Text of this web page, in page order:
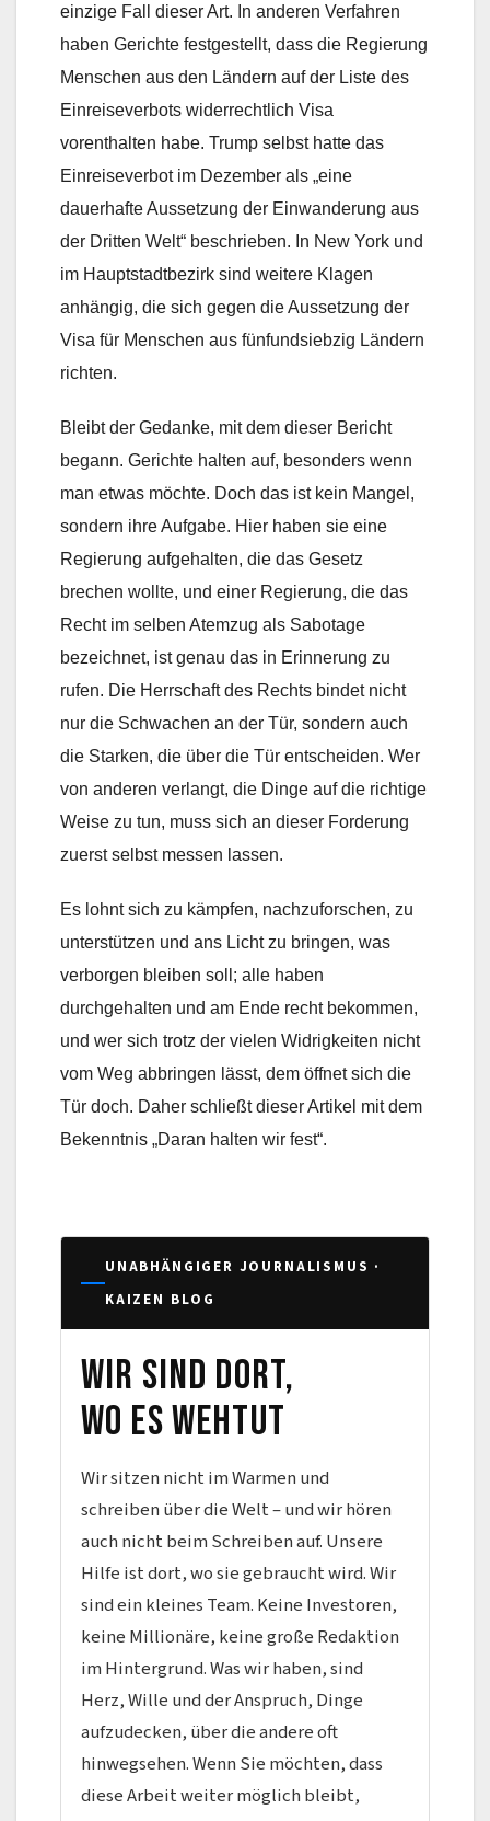
einzige Fall dieser Art. In anderen Verfahren
haben Gerichte festgestellt, dass die Regierung
Menschen aus den Ländern auf der Liste des
Einreiseverbots widerrechtlich Visa
vorenthalten habe. Trump selbst hatte das
Einreiseverbot im Dezember als „eine
dauerhafte Aussetzung der Einwanderung aus
der Dritten Welt“ beschrieben. In New York und
im Hauptstadtbezirk sind weitere Klagen
anhängig, die sich gegen die Aussetzung der
Visa für Menschen aus fünfundsiebzig Ländern
richten.
Bleibt der Gedanke, mit dem dieser Bericht
begann. Gerichte halten auf, besonders wenn
man etwas möchte. Doch das ist kein Mangel,
sondern ihre Aufgabe. Hier haben sie eine
Regierung aufgehalten, die das Gesetz
brechen wollte, und einer Regierung, die das
Recht im selben Atemzug als Sabotage
bezeichnet, ist genau das in Erinnerung zu
rufen. Die Herrschaft des Rechts bindet nicht
nur die Schwachen an der Tür, sondern auch
die Starken, die über die Tür entscheiden. Wer
von anderen verlangt, die Dinge auf die richtige
Weise zu tun, muss sich an dieser Forderung
zuerst selbst messen lassen.
Es lohnt sich zu kämpfen, nachzuforschen, zu
unterstützen und ans Licht zu bringen, was
verborgen bleiben soll; alle haben
durchgehalten und am Ende recht bekommen,
und wer sich trotz der vielen Widrigkeiten nicht
vom Weg abbringen lässt, dem öffnet sich die
Tür doch. Daher schließt dieser Artikel mit dem
Bekenntnis „Daran halten wir fest“.
UNABHÄNGIGER JOURNALISMUS ·
KAIZEN BLOG
Wir sind dort,
wo es wehtut
Wir sitzen nicht im Warmen und
schreiben über die Welt – und wir hören
auch nicht beim Schreiben auf. Unsere
Hilfe ist dort, wo sie gebraucht wird. Wir
sind ein kleines Team. Keine Investoren,
keine Millionäre, keine große Redaktion
im Hintergrund. Was wir haben, sind
Herz, Wille und der Anspruch, Dinge
aufzudecken, über die andere oft
hinwegsehen. Wenn Sie möchten, dass
diese Arbeit weiter möglich bleibt,